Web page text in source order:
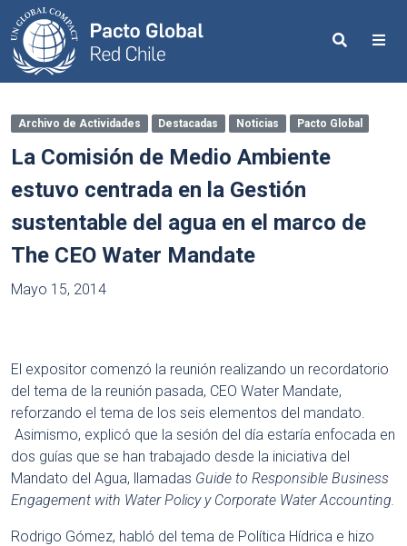
Search
Archivo de Actividades Destacadas Noticias Pacto Global
La Comisión de Medio Ambiente
estuvo centrada en la Gestión
sustentable del agua en el marco de
The CEO Water Mandate
Mayo 15, 2014
El expositor comenzó la reunión realizando un recordatorio
del tema de la reunión pasada, CEO Water Mandate,
reforzando el tema de los seis elementos del mandato.
Asimismo, explicó que la sesión del día estaría enfocada en
dos guías que se han trabajado desde la iniciativa del
Mandato del Agua, llamadas Guide to Responsible Business
Engagement with Water Policy y Corporate Water Accounting.
Rodrigo Gómez, habló del tema de Política Hídrica e hizo